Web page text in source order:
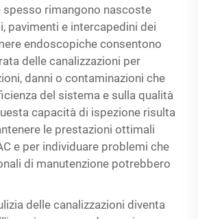
spesso rimangono nascoste
pavimenti e intercapedini dei
endoscopiche consentono
delle canalizzazioni per
danni o contaminazioni che
del sistema e sulla qualità
capacità di ispezione risulta
le prestazioni ottimali
e per individuare problemi che
di manutenzione potrebbero
delle canalizzazioni diventa